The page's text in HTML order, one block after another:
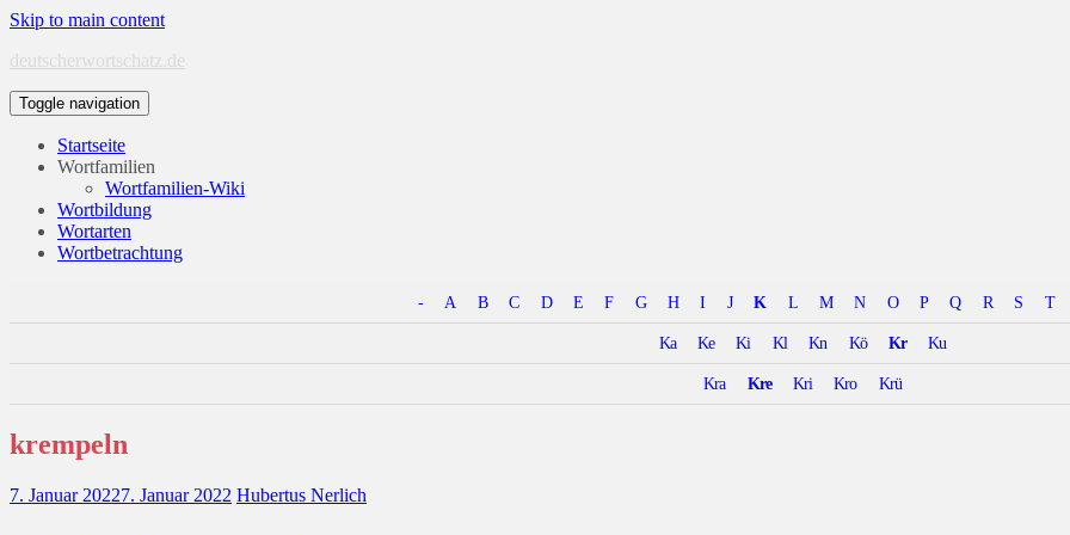
Skip to main content
deutscherwortschatz.de
Toggle navigation
Startseite
Wortfamilien
Wortfamilien-Wiki
Wortbildung
Wortarten
Wortbetrachtung
- A B C D E F G H I J K L M N O P Q R S T
Ka Ke Ki Kl Kn Kö Kr Ku
Kra Kre Kri Kro Krü
krempeln
7. Januar 20227. Januar 2022 Hubertus Nerlich